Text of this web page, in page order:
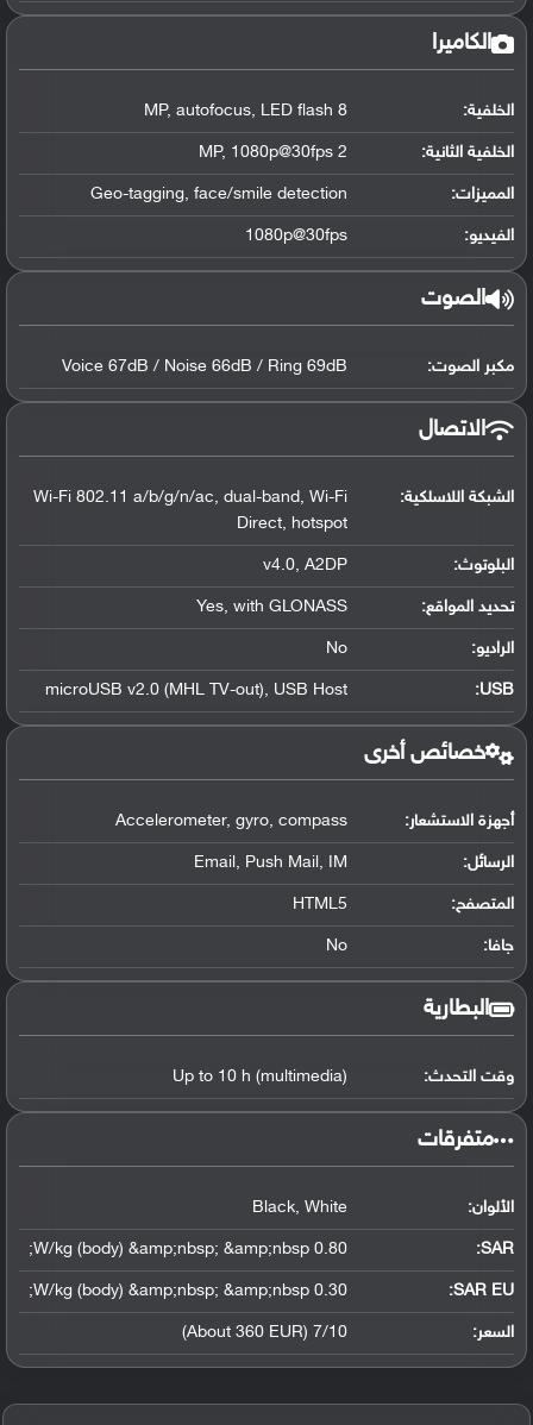
الكاميرا
الخلفية: 8 MP, autofocus, LED flash
الخلفية الثانية: 2 MP, 1080p@30fps
المميزات: Geo-tagging, face/smile detection
الفيديو: 1080p@30fps
الصوت
مكبر الصوت: Voice 67dB / Noise 66dB / Ring 69dB
الاتصال
الشبكة اللاسلكية:
Wi-Fi 802.11 a/b/g/n/ac, dual-band, Wi-Fi
Direct, hotspot
البلوتوث:
v4.0, A2DP
تحديد المواقع:
Yes, with GLONASS
الراديو: No
USB
:
microUSB v2.0 (MHL TV-out), USB Host
خصائص أخرى
أجهزة الاستشعار: Accelerometer, gyro, compass
الرسائل: Email, Push Mail, IM
المتصفح: HTML5
جافا: No
البطارية
وقت التحدث: Up to 10 h (multimedia)
‏متفرقات‏
الألوان: Black, White
SAR
:
0.80 W/kg (body) &amp;nbsp; &amp;nbsp;
SAR EU:
0.30 W/kg (body) &amp;nbsp; &amp;nbsp;
السعر: 7/10 (About 360 EUR)